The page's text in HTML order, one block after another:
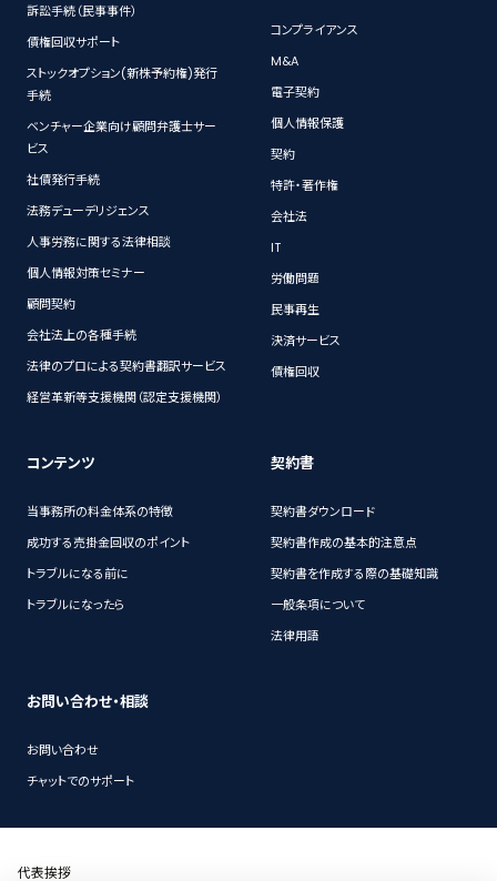
訴訟手続（民事事件）
債権回収サポート
ストックオプション(新株予約権)発行
手続
ベンチャー企業向け顧問弁護士サー
ビス
社債発行手続
法務デューデリジェンス
人事労務に関する法律相談
個人情報対策セミナー
顧問契約
会社法上の各種手続
法律のプロによる契約書翻訳サービス
経営革新等支援機関（認定支援機関）
コンプライアンス
M&A
電子契約
個人情報保護
契約
特許・著作権
会社法
IT
労働問題
民事再生
決済サービス
債権回収
コンテンツ
当事務所の料金体系の特徴
成功する売掛金回収のポイント
トラブルになる前に
トラブルになったら
契約書
契約書ダウンロード
契約書作成の基本的注意点
契約書を作成する際の基礎知識
一般条項について
法律用語
お問い合わせ・相談
お問い合わせ
チャットでのサポート
代表挨拶